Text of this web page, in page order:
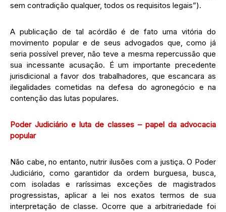
sem contradição qualquer, todos os requisitos legais”).
A publicação de tal acórdão é de fato uma vitória do
movimento popular e de seus advogados que, como já
seria possível prever, não teve a mesma repercussão que
sua incessante acusação. É um importante precedente
jurisdicional a favor dos trabalhadores, que escancara as
ilegalidades cometidas na defesa do agronegócio e na
contenção das lutas populares.
Poder Judiciário e luta de classes – papel da advocacia
popular
Não cabe, no entanto, nutrir ilusões com a justiça. O Poder
Judiciário, como garantidor da ordem burguesa, busca,
com isoladas e raríssimas exceções de magistrados
progressistas, aplicar a lei nos exatos termos de sua
interpretação de classe. Ocorre que a arbitrariedade foi